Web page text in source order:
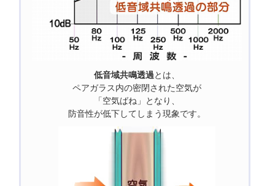
低音域共鳴透過とは、
ペアガラス内の密閉された空気が
「空気ばね」となり、
防音性が低下してしまう現象です。